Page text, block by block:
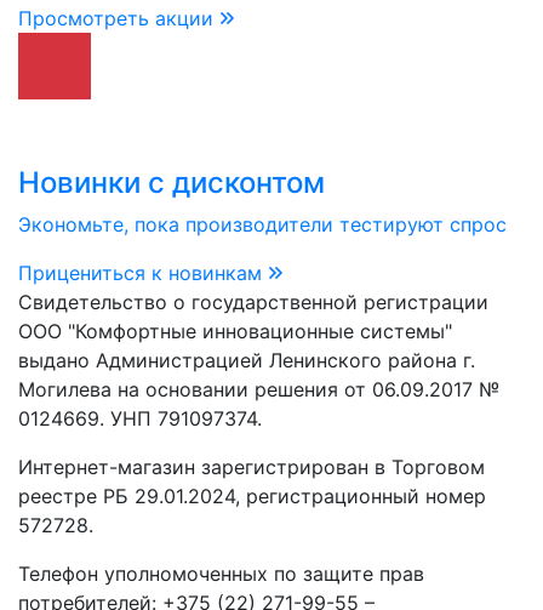
Просмотреть акции
Новинки с дисконтом
Экономьте, пока производители тестируют спрос
Прицениться к новинкам
Свидетельство о государственной регистрации
ООО "Комфортные инновационные системы"
выдано Администрацией Ленинского района г.
Могилева на основании решения от 06.09.2017 №
0124669. УНП 791097374.
Интернет-магазин зарегистрирован в Торговом
реестре РБ 29.01.2024, регистрационный номер
572728.
Телефон уполномоченных по защите прав
потребителей: +375 (22) 271-99-55 –